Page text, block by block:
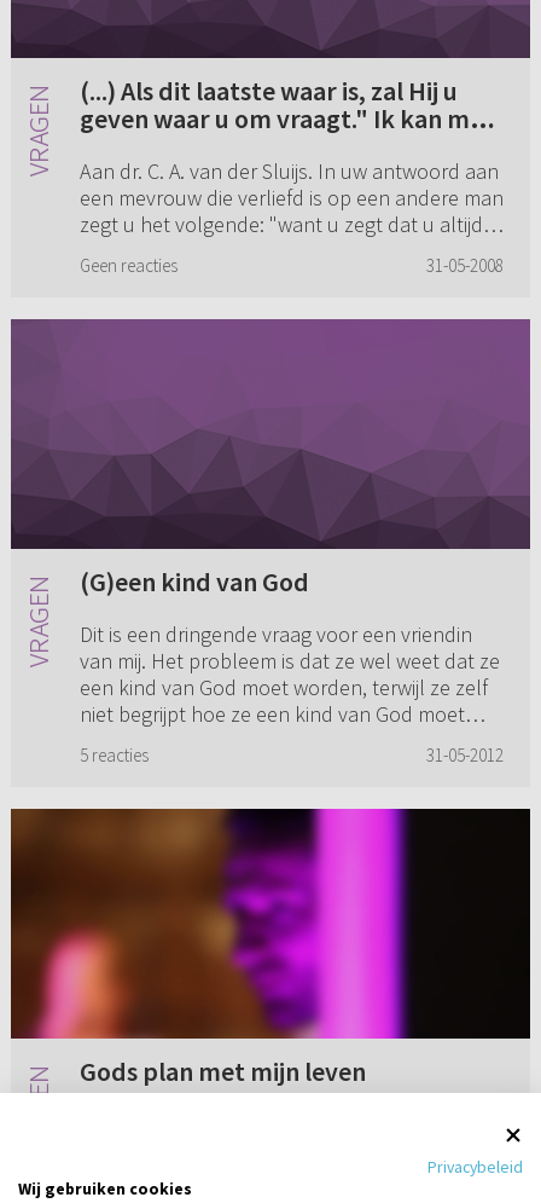
(...) Als dit laatste waar is, zal Hij u
geven waar u om vraagt." Ik kan met
jonge vader en gelukkig getrouwd,
echter kom ik niet los van mooie
vrouwen kijken (...)
Aan dr. C. A. van der Sluijs. In uw antwoord aan
een mevrouw die verliefd is op een andere man
zegt u het volgende: "want u zegt dat u altijd
bewaren. Als...
Geen reacties 31-05-2008
(G)een kind van God
Dit is een dringende vraag voor een vriendin
van mij. Het probleem is dat ze wel weet dat ze
een kind van God moet worden, terwijl ze zelf
niet begrijpt hoe ze een kind van God moet
5 reacties 31-05-2012
Gods plan met mijn leven
vakantie heb. Echter voel ik me helemaal niet
Privacybeleid
Wij gebruiken cookies